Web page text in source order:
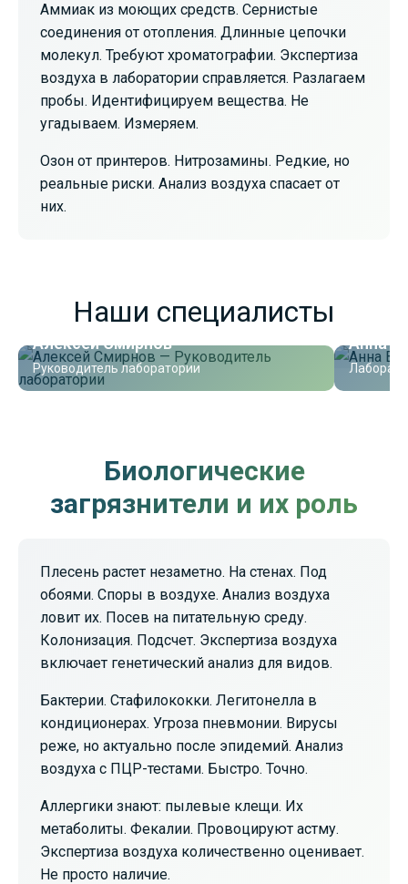
Аммиак из моющих средств. Сернистые
соединения от отопления. Длинные цепочки
молекул. Требуют хроматографии. Экспертиза
воздуха в лаборатории справляется. Разлагаем
пробы. Идентифицируем вещества. Не
угадываем. Измеряем.
Озон от принтеров. Нитрозамины. Редкие, но
реальные риски. Анализ воздуха спасает от
них.
Наши специалисты
Алексей Смирнов
Руководитель лаборатории
Анна
Лаборант
Биологические
загрязнители и их роль
Плесень растет незаметно. На стенах. Под
обоями. Споры в воздухе. Анализ воздуха
ловит их. Посев на питательную среду.
Колонизация. Подсчет. Экспертиза воздуха
включает генетический анализ для видов.
Бактерии. Стафилококки. Легитонелла в
кондиционерах. Угроза пневмонии. Вирусы
реже, но актуально после эпидемий. Анализ
воздуха с ПЦР-тестами. Быстро. Точно.
Аллергики знают: пылевые клещи. Их
метаболиты. Фекалии. Провоцируют астму.
Экспертиза воздуха количественно оценивает.
Не просто наличие.